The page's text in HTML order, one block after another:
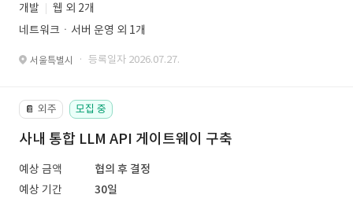
개발
웹 외 2개
네트워크ㆍ서버 운영 외 1개
서울특별시 · 등록일자 2026.07.27.
📔 외주 모집 중
사내 통합 LLM API 게이트웨이 구축
예상 금액
협의 후 결정
예상 기간
30일